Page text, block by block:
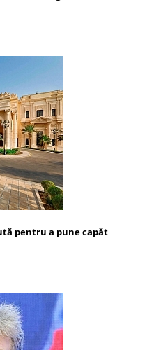
pentru a pune capăt